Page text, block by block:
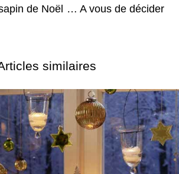
de Noël … A vous de décider
similaires